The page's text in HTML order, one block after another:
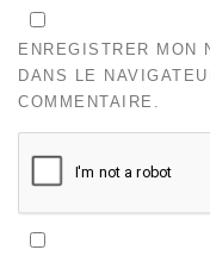
ENREGISTRER MON
DANS LE
COMMENTAIRE.